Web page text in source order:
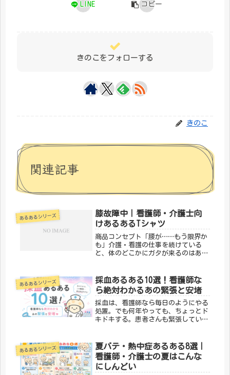
LINE コピー
きのこをフォローする
きのこ
関連記事
あるあるシリーズ
膝故障中｜看護師・介護士向
けあるあるTシャツ
商品コンセプト「腰が……もう限界か
も」介護・看護の仕事を続けている
と、体のどこかにガタが来るのはある
場スタッフのためのデザインです。
「メディカルきのこセンター」が手が
けるこ...
あるあるシリーズ
採血あるある10選！看護師な
ら絶対わかるあの緊張と安堵
採血は、看護師なら毎日のようにやる
処置。でも何年やっても、ちょっとド
キドキする。患者さんも緊張している
「わかる！」を10個集めました。患者
さん編① 「血管細いってよく言わ
れ...
あるあるシリーズ
夏バテ・熱中症あるある8選｜
看護師・介護士の夏はこんな
にしんどい